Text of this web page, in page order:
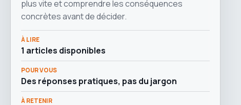
plus vite et comprendre les conséquences
concrètes avant de décider.
À LIRE
1 articles disponibles
POUR VOUS
Des réponses pratiques, pas du jargon
À RETENIR